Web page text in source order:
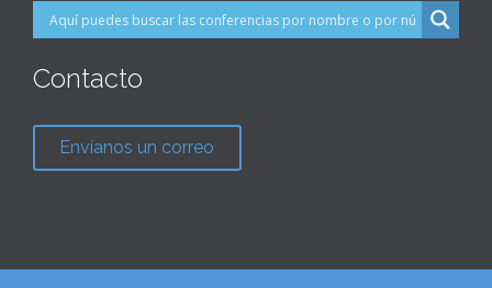
Contacto
Envíanos un correo